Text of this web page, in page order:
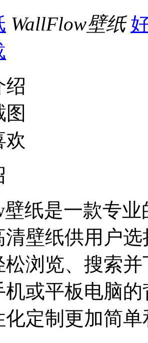
WallFlow壁纸
绍
欢
壁纸是一款专
清壁纸供用户
松浏览、搜索
或平板电脑
化定制更加简